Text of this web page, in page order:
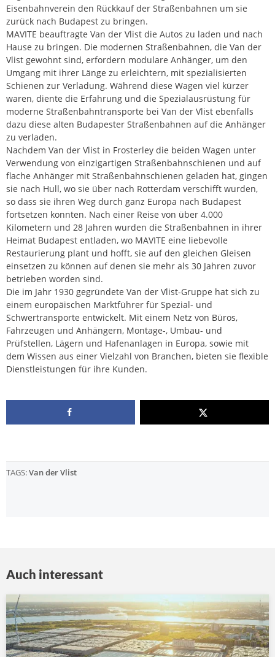
Eisenbahnverein den Rückkauf der Straßenbahnen um sie
zurück nach Budapest zu bringen.
MAVITE beauftragte Van der Vlist die Autos zu laden und nach
Hause zu bringen. Die modernen Straßenbahnen, die Van der
Vlist gewohnt sind, erfordern modulare Anhänger, um den
Umgang mit ihrer Länge zu erleichtern, mit spezialisierten
Schienen zur Verladung. Während diese Wagen viel kürzer
waren, diente die Erfahrung und die Spezialausrüstung für
moderne Straßenbahntransporte bei Van der Vlist ebenfalls
dazu diese alten Budapester Straßenbahnen auf die Anhänger
zu verladen.
Nachdem Van der Vlist in Frosterley die beiden Wagen unter
Verwendung von einzigartigen Straßenbahnschienen und auf
flache Anhänger mit Straßenbahnschienen geladen hat, gingen
sie nach Hull, wo sie über nach Rotterdam verschifft wurden,
so dass sie ihren Weg durch ganz Europa nach Budapest
fortsetzen konnten. Nach einer Reise von über 4.000
Kilometern und 28 Jahren wurden die Straßenbahnen in ihrer
Heimat Budapest entladen, wo MAVITE eine liebevolle
Restaurierung plant und hofft, sie auf den gleichen Gleisen
einsetzen zu können auf denen sie mehr als 30 Jahren zuvor
betrieben worden sind.
Die im Jahr 1930 gegründete Van der Vlist-Gruppe hat sich zu
einem europäischen Marktführer für Spezial- und
Schwertransporte entwickelt. Mit einem Netz von Büros,
Fahrzeugen und Anhängern, Montage-, Umbau- und
Prüfstellen, Lägern und Hafenanlagen in Europa, sowie mit
dem Wissen aus einer Vielzahl von Branchen, bieten sie flexible
Dienstleistungen für ihre Kunden.
TAGS:Van der Vlist
Auch interessant